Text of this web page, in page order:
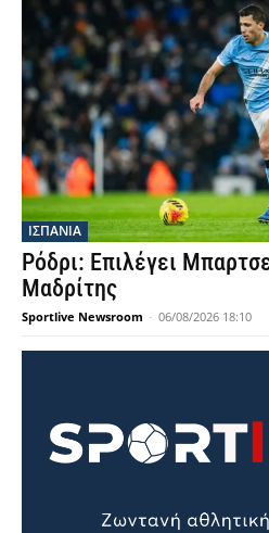
ΙΣΠΑΝΙΑ
Ρόδρι: Επιλέγει
Μαδρίτης
Sportlive Newsroom - 06/08/2026 18:10